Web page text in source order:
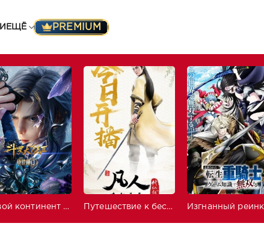
ЕЩЁ PREMIUM
Боевой континент 2: Непревзойдённый клан Тан Путешествие к бессмертию